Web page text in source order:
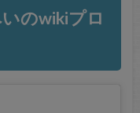
のwikiプロ